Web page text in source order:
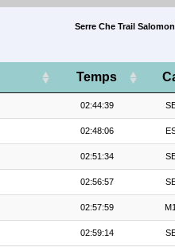
Serre Che Trail
Temps
02:44:39
02:48:06
02:51:34
02:56:57
02:57:59
02:59:14